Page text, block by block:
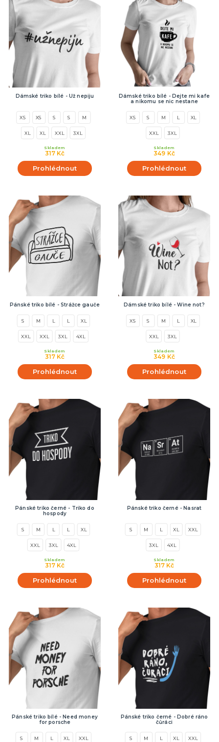
Dámské triko bílé - Už nepiju
XS XS S S M
XL XL XXL 3XL
317 Kč
Skladem
Prohlédnout
Dámské triko bílé - Dejte mi kafe
a nikomu se nic nestane
XS S M L XL
XXL 3XL
349 Kč
Skladem
Prohlédnout
Pánské triko bílé - Strážce gauče
S M L L XL
XXL XXL 3XL 4XL
317 Kč
Skladem
Prohlédnout
Dámské triko bílé - Wine not?
XS S M L XL
XXL 3XL
349 Kč
Skladem
Prohlédnout
Pánské triko černé - Triko do
hospody
S M L L XL
XXL 3XL 4XL
317 Kč
Skladem
Prohlédnout
Pánské triko černé - Nasrat
S M L XL XXL
3XL 4XL
317 Kč
Skladem
Prohlédnout
Pánské triko bílé - Need money
for porsche
S M L XL XXL
Pánské triko černé - Dobré ráno
čůráci
S M L XL XXL